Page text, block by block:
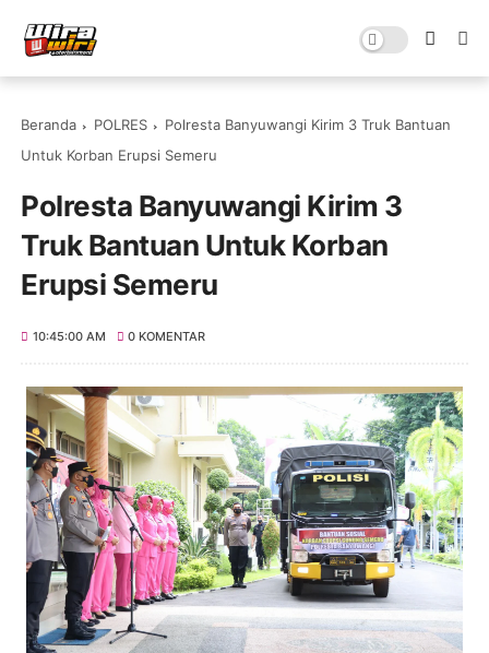
Beranda POLRES
Polresta Banyuwangi Kirim 3 Truk Bantuan
Untuk Korban Erupsi Semeru
Polresta Banyuwangi Kirim 3
Truk Bantuan Untuk Korban
Erupsi Semeru
10:45:00 AM 0 KOMENTAR